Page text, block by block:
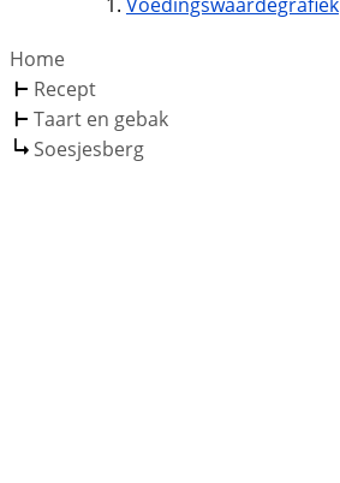
Home
Recept
Taart en gebak
Soesjesberg